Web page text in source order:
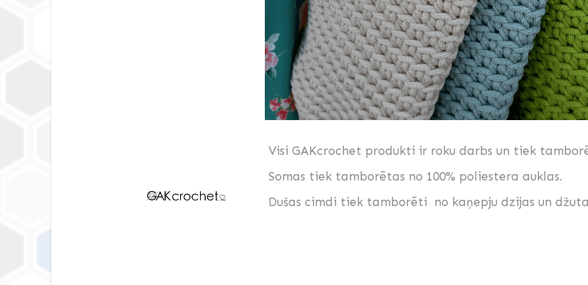
Visi GAKcrochet produkti ir roku darbs un tiek
Somas tiek tamborētas no 100% poliestera auklas.
Dušas cimdi tiek tamborēti no kaņepju dzijas un